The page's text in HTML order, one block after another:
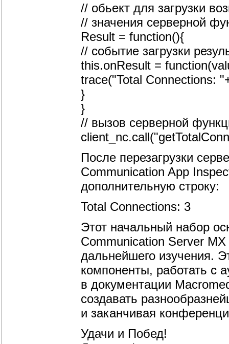
// обьект для загрузки
// значения серверной
Result = function(){
// событие загрузки
this.onResult =
trace("Total Connections:
}
}
// вызов серверной
После перезагрузки
Communication App
дополнительную строку:
Total Connections: 3
Этот начальный набор
Communication Server MX
дальнейшего изучения.
компоненты, работать с
в документации
создавать
и заканчивая
Удачи и Побед!